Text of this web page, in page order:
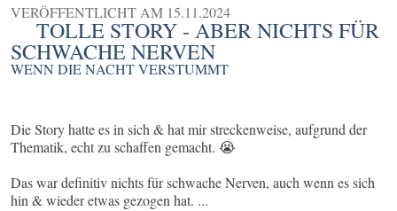
VERÖFFENTLICHT AM 15.11.2024
TOLLE STORY - ABER NICHTS FÜR
SCHWACHE NERVEN
WENN DIE NACHT VERSTUMMT
Die Story hatte es in sich & hat mir streckenweise, aufgrund der
Thematik, echt zu schaffen gemacht. 😭
Das war definitiv nichts für schwache Nerven, auch wenn es sich
hin & wieder etwas gezogen hat. ...